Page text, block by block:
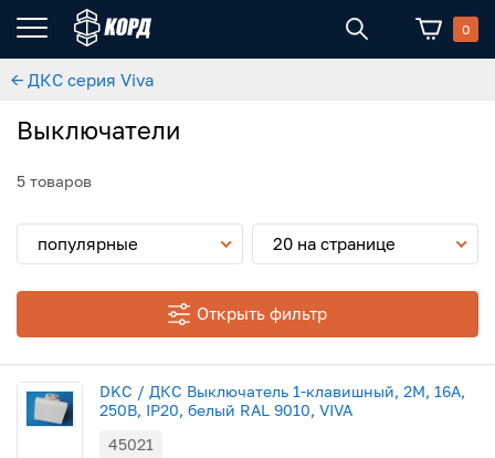
0
← ДКС серия Viva
Выключатели
5 товаров
популярные 20 на странице
Открыть фильтр
DKC / ДКС Выключатель 1-клавишный, 2М, 16А,
250В, IP20, белый RAL 9010, VIVA
45021